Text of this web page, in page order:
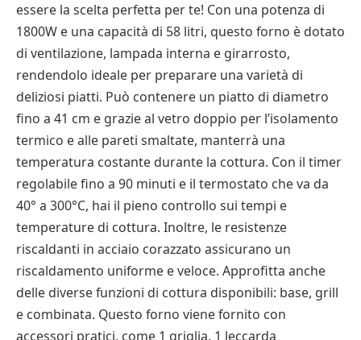
essere la scelta perfetta per te! Con una potenza di
1800W e una capacità di 58 litri, questo forno è dotato
di ventilazione, lampada interna e girarrosto,
rendendolo ideale per preparare una varietà di
deliziosi piatti. Può contenere un piatto di diametro
fino a 41 cm e grazie al vetro doppio per l’isolamento
termico e alle pareti smaltate, manterrà una
temperatura costante durante la cottura. Con il timer
regolabile fino a 90 minuti e il termostato che va da
40° a 300°C, hai il pieno controllo sui tempi e
temperature di cottura. Inoltre, le resistenze
riscaldanti in acciaio corazzato assicurano un
riscaldamento uniforme e veloce. Approfitta anche
delle diverse funzioni di cottura disponibili: base, grill
e combinata. Questo forno viene fornito con
accessori pratici, come 1 griglia, 1 leccarda